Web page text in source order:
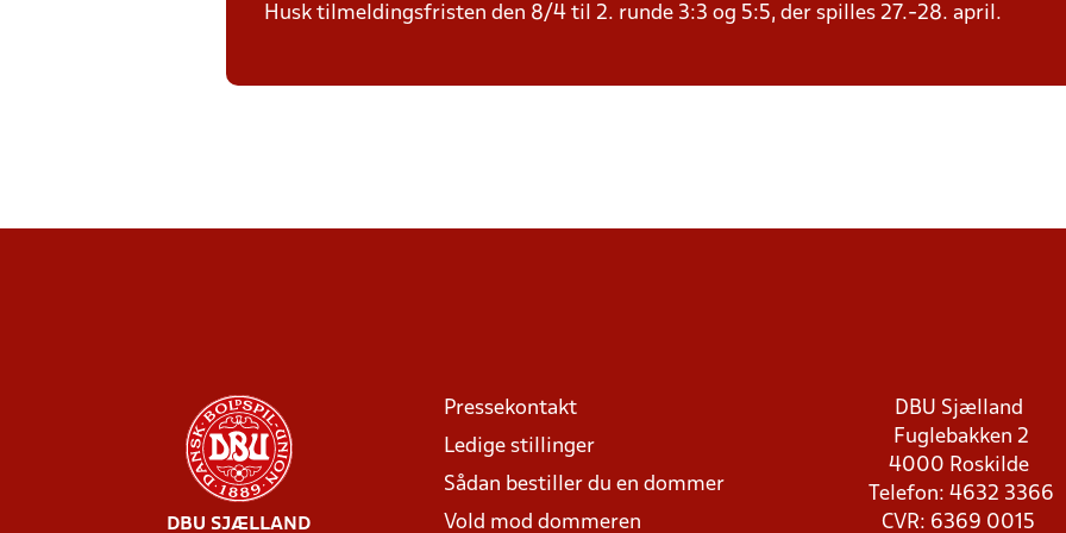
Husk tilmeldingsfristen den 8/4 til 2. runde 3:3 og 5:5, der spilles 27.-28. april.
DBU SJÆLLAND
Pressekontakt
Ledige stillinger
Sådan bestiller du en dommer
Vold mod dommeren
DBU Sjælland
Fuglebakken 2
4000 Roskilde
Telefon: 4632 3366
CVR: 6369 0015